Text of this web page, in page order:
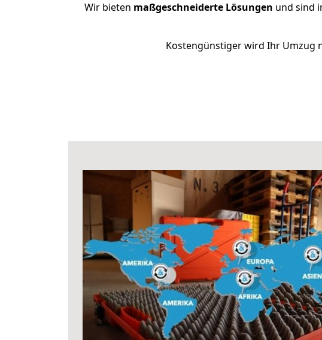
Wir bieten maßgeschneiderte Lösungen und sind
Kostengünstiger wird Ihr Umzug